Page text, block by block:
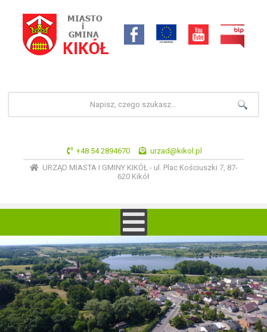
+48 54 2894670
urzad@kikol.pl
URZĄD MIASTA I GMINY KIKÓŁ - ul. Plac Kościuszki 7, 87-
620 Kikół